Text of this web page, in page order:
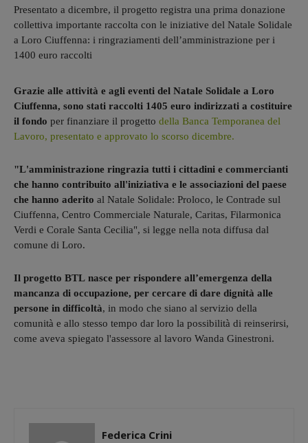
Presentato a dicembre, il progetto registra una prima donazione
collettiva importante raccolta con le iniziative del Natale Solidale
a Loro Ciuffenna: i ringraziamenti dell’amministrazione per i
1400 euro raccolti
Grazie alle attività e agli eventi del Natale Solidale a Loro
Ciuffenna, sono stati raccolti 1405 euro indirizzati a costituire
il fondo per finanziare il progetto della Banca Temporanea del
Lavoro, presentato e approvato lo scorso dicembre.
"L'amministrazione ringrazia tutti i cittadini e commercianti
che hanno contribuito all'iniziativa e le associazioni del paese
che hanno aderito al Natale Solidale: Proloco, le Contrade sul
Ciuffenna, Centro Commerciale Naturale, Caritas, Filarmonica
Verdi e Corale Santa Cecilia", si legge nella nota diffusa dal
comune di Loro.
Il progetto BTL nasce per rispondere all’emergenza della
mancanza di occupazione, per cercare di dare dignità alle
persone in difficoltà, in modo che siano al servizio della
comunità e allo stesso tempo dar loro la possibilità di reinserirsi,
come aveva spiegato l'assessore al lavoro Wanda Ginestroni.
Federica Crini